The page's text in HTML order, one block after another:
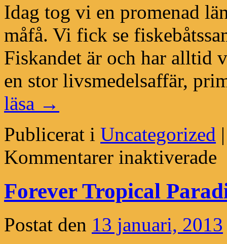
Idag tog vi en promenad
måfå. Vi fick se
Fiskandet är och har
en stor livsmedelsaffär,
läsa →
Publicerat i Uncategorized |
Kommentarer inaktiverade
Forever Tropical
Postat den 13 januari, 2013